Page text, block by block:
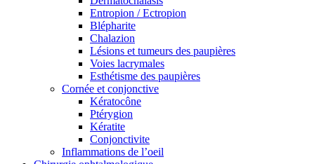
Entropion / Ectropion
Blépharite
Chalazion
Lésions et tumeurs des paupières
Voies lacrymales
Esthétisme des paupières
Cornée et conjonctive
Kératocône
Ptérygion
Kératite
Conjonctivite
Inflammations de l’oeil